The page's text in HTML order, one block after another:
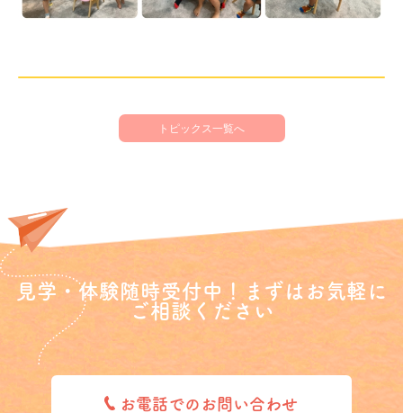
トピックス一覧へ
見学・体験随時受付中！まずはお気軽に
ご相談ください
お電話でのお問い合わせ